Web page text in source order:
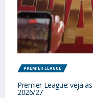
PREMIER LEAGUE
Premier League: veja
2026/27